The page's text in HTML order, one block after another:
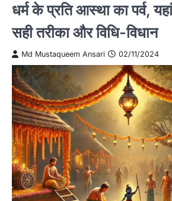
धर्म के प्रति आस्था का पर्व,
सही तरीका और विधि-विधान
Md Mustaqueem Ansari 02/11/2024